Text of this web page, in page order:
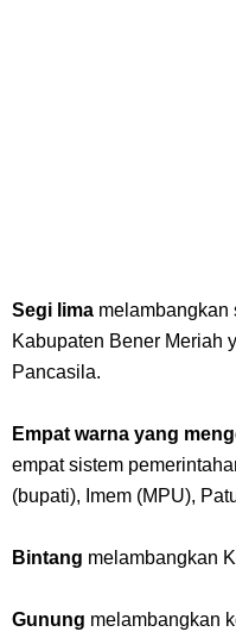
Segi lima melambangkan
Kabupaten Bener Meriah
Pancasila.
Empat warna yang
empat sistem
(bupati), Imem (MPU),
Bintang melambangkan
Gunung melambangkan